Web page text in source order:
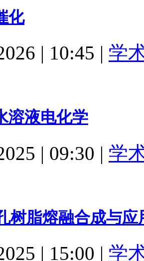
化
| 10:45 | 学
溶液电化学
| 09:30 | 学
树脂熔融合成与应
| 15:00 | 学